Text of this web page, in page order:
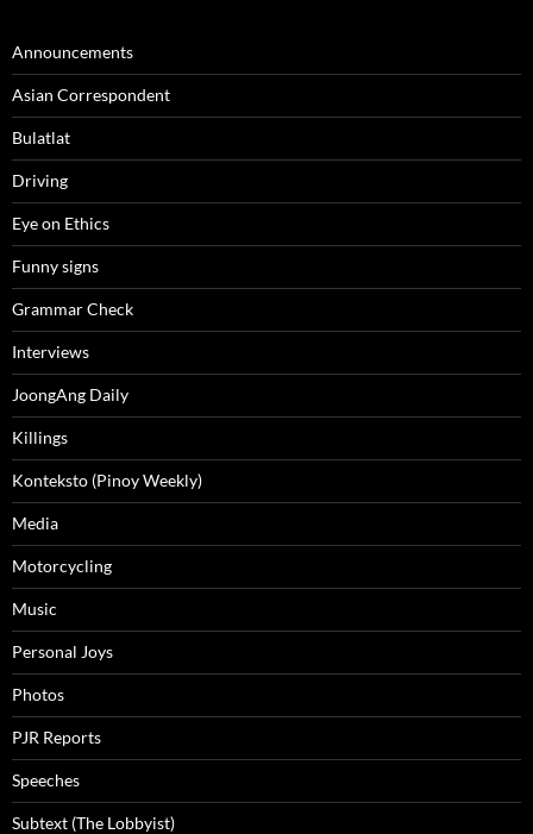
Announcements
Asian Correspondent
Bulatlat
Driving
Eye on Ethics
Funny signs
Grammar Check
Interviews
JoongAng Daily
Killings
Konteksto (Pinoy Weekly)
Media
Motorcycling
Music
Personal Joys
Photos
PJR Reports
Speeches
Subtext (The Lobbyist)